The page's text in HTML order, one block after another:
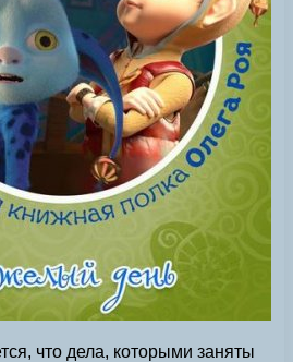
что дела, которыми заняты